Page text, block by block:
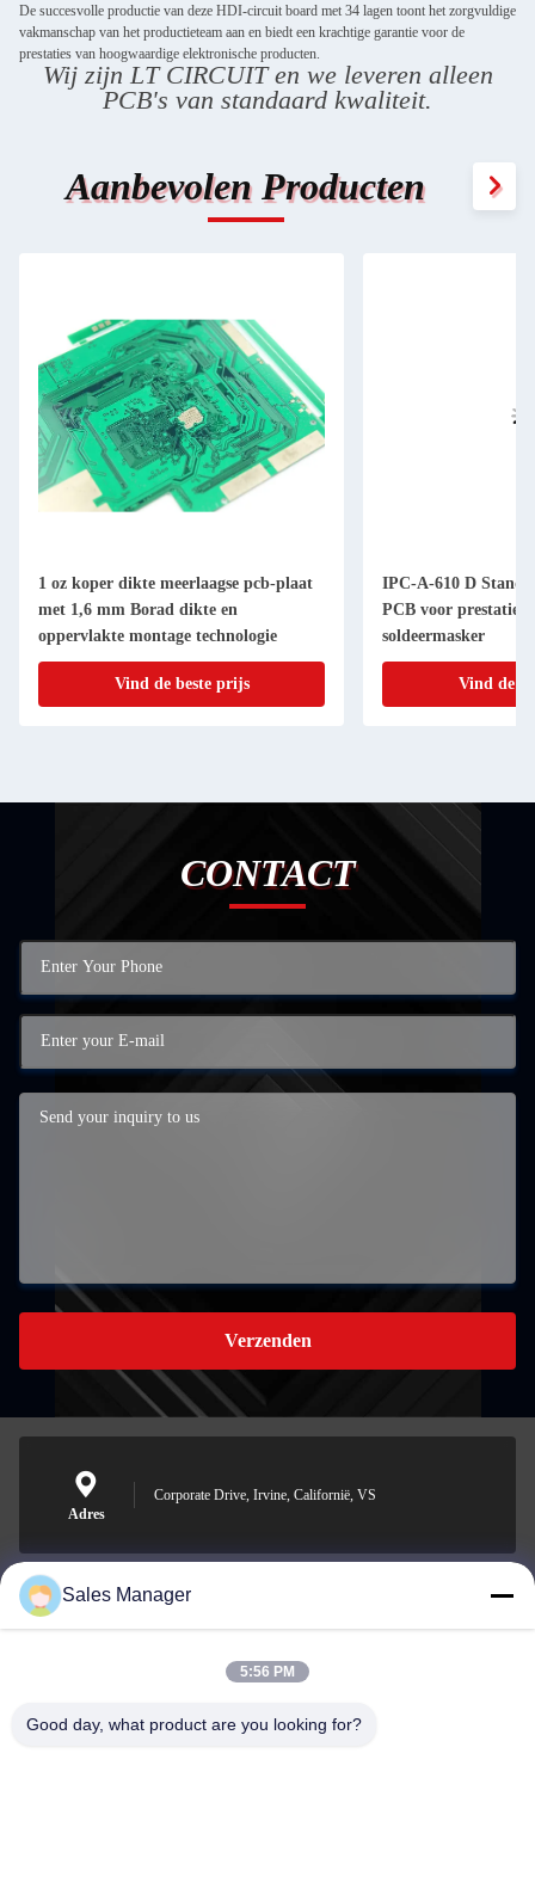
De succesvolle productie van deze HDI-circuit board met 34 lagen toont het zorgvuldige
vakmanschap van het productieteam aan en biedt een krachtige garantie voor de
prestaties van hoogwaardige elektronische producten.
Wij zijn LT CIRCUIT en we leveren alleen
PCB's van standaard kwaliteit.
Aanbevolen Producten
1 oz koper dikte meerlaagse pcb-plaat
met 1,6 mm Borad dikte en
oppervlakte montage technologie
Vind de beste prijs
IPC-A-610 D
PCB voor prestaties
soldeermasker
Vind de
CONTACT
Verzenden
Adres
Corporate Drive, Irvine, Californië, VS
sales@ltcircuit.com
Sales Manager
5:56 PM
Good day, what product are you looking for?